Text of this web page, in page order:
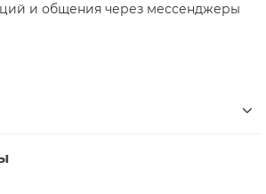
и общения через мессенджеры